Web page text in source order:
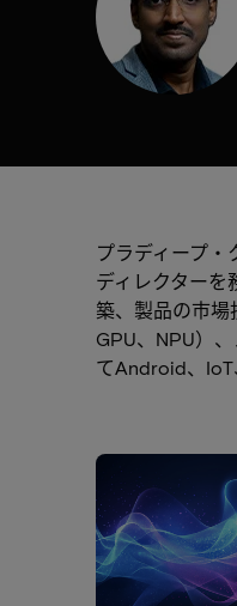
プラディープ
ディレクター
築、製品の市場
GPU、NPU）
てAndroid、IoT